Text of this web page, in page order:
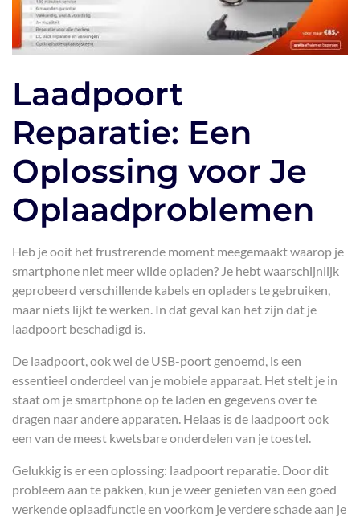
Laadpoort
Reparatie: Een
Oplossing voor Je
Oplaadproblemen
Heb je ooit het frustrerende moment meegemaakt waarop je
smartphone niet meer wilde opladen? Je hebt waarschijnlijk
geprobeerd verschillende kabels en opladers te gebruiken,
maar niets lijkt te werken. In dat geval kan het zijn dat je
laadpoort beschadigd is.
De laadpoort, ook wel de USB-poort genoemd, is een
essentieel onderdeel van je mobiele apparaat. Het stelt je in
staat om je smartphone op te laden en gegevens over te
dragen naar andere apparaten. Helaas is de laadpoort ook
een van de meest kwetsbare onderdelen van je toestel.
Gelukkig is er een oplossing: laadpoort reparatie. Door dit
probleem aan te pakken, kun je weer genieten van een goed
werkende oplaadfunctie en voorkom je verdere schade aan je